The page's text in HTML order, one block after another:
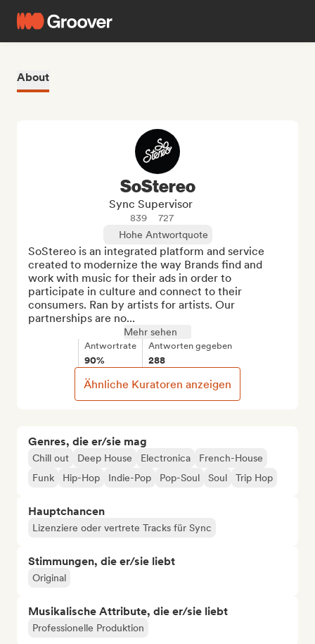
About
Genres, die er/sie mag
Chill out Deep House Electronica
French-House
Funk
Hip-Hop Indie-Pop Pop-Soul Soul Trip Hop
Hauptchancen
Lizenziere oder vertrete Tracks für Sync
Stimmungen, die er/sie liebt
Original
Musikalische Attribute, die er/sie liebt
Professionelle Produktion
SoStereo
Sync Supervisor
839
727
Hohe Antwortquote
SoStereo is an integrated platform and service
created to modernize the way Brands find and
work with music for their ads in order to
participate in culture and connect to their
consumers. Ran by artists for artists. Our
partnerships are no...
Mehr sehen
Antwortrate
90%
Antworten gegeben
288
Ähnliche Kuratoren anzeigen